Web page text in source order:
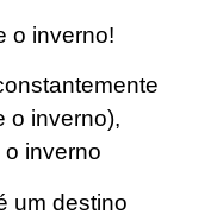
o inverno!
o inverno),
inverno
um destino